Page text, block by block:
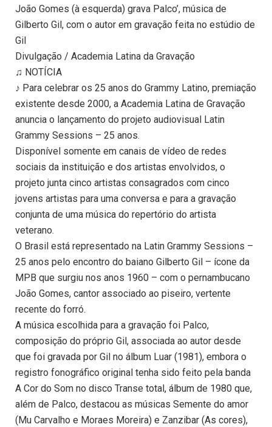
João Gomes (à esquerda) grava Palco’, música de
Gilberto Gil, com o autor em gravação feita no estúdio de
Gil
Divulgação / Academia Latina da Gravação
♫ NOTÍCIA
♪ Para celebrar os 25 anos do Grammy Latino, premiação
existente desde 2000, a Academia Latina de Gravação
anuncia o lançamento do projeto audiovisual Latin
Grammy Sessions – 25 anos.
Disponível somente em canais de vídeo de redes
sociais da instituição e dos artistas envolvidos, o
projeto junta cinco artistas consagrados com cinco
jovens artistas para uma conversa e para a gravação
conjunta de uma música do repertório do artista
veterano.
O Brasil está representado na Latin Grammy Sessions –
25 anos pelo encontro do baiano Gilberto Gil – ícone da
MPB que surgiu nos anos 1960 – com o pernambucano
João Gomes, cantor associado ao piseiro, vertente
recente do forró.
A música escolhida para a gravação foi Palco,
composição do próprio Gil, associada ao autor desde
que foi gravada por Gil no álbum Luar (1981), embora o
registro fonográfico original tenha sido feito pela banda
A Cor do Som no disco Transe total, álbum de 1980 que,
além de Palco, destacou as músicas Semente do amor
(Mu Carvalho e Moraes Moreira) e Zanzibar (As cores),